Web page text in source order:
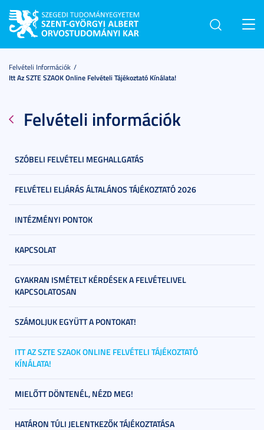
Felvételi Információk
Itt Az SZTE SZAOK Online Felvételi Tájékoztató Kínálata!
Felvételi információk
SZÓBELI FELVÉTELI MEGHALLGATÁS
FELVÉTELI ELJÁRÁS ÁLTALÁNOS TÁJÉKOZTATÓ 2026
INTÉZMÉNYI PONTOK
KAPCSOLAT
GYAKRAN ISMÉTELT KÉRDÉSEK A FELVÉTELIVEL
KAPCSOLATOSAN
SZÁMOLJUK EGYÜTT A PONTOKAT!
ITT AZ SZTE SZAOK ONLINE FELVÉTELI TÁJÉKOZTATÓ
KÍNÁLATA!
MIELŐTT DÖNTENÉL, NÉZD MEG!
HATÁRON TÚLI JELENTKEZŐK TÁJÉKOZTATÁSA